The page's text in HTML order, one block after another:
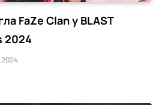
FaZe Clan у BLAST
2024